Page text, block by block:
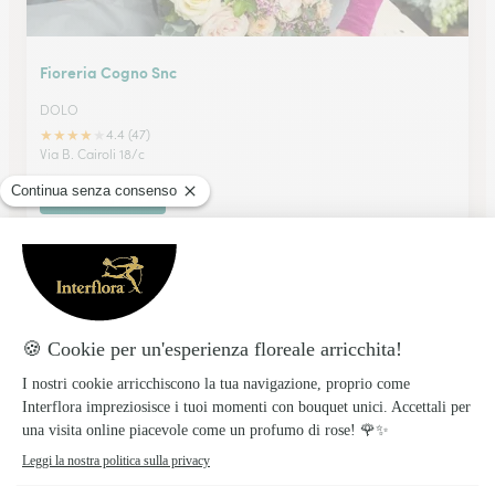
Fioreria Cogno Snc
DOLO
★★★★
4.4 (47)
Via B. Cairoli 18/c
Vedi il negozio
Conte Lorenzo
CHIOGGIA